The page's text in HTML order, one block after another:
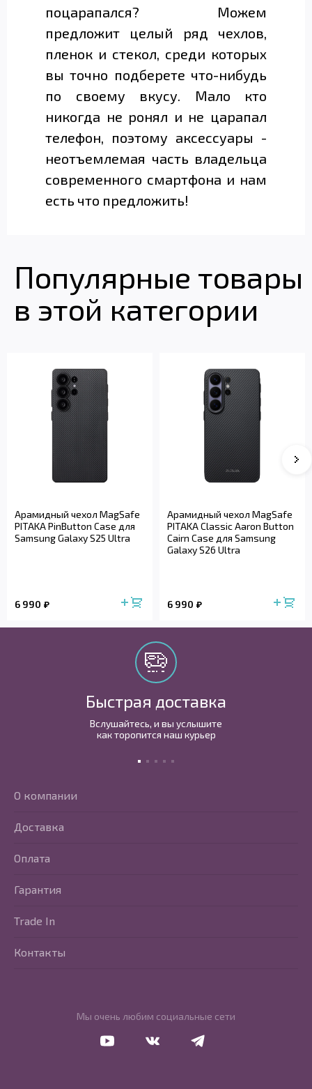
поцарапался? Можем
предложит целый ряд чехлов,
пленок и стекол, среди которых
вы точно подберете что-нибудь
по своему вкусу. Мало кто
никогда не ронял и не царапал
телефон, поэтому аксессуары -
неотъемлемая часть владельца
современного смартфона и нам
есть что предложить!
Популярные товары
в этой категории
Арамидный чехол MagSafe
PITAKA PinButton Case для
Samsung Galaxy S25 Ultra
6 990
Арамидный чехол MagSafe
PITAKA Classic Aaron Button
Cairn Case для Samsung
Galaxy S26 Ultra
6 990
Быстрая доставка
Вслушайтесь, и вы услышите
как торопится наш курьер
Мы очень любим социальные сети
О компании
Доставка
Оплата
Гарантия
Trade In
Контакты